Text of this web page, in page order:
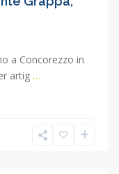
a Concorezzo in
artig …